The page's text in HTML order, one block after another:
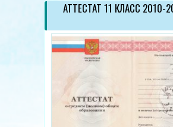
ДИПЛОМ СПЕЦИАЛИСТА